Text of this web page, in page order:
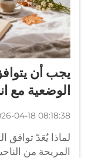
يجب أن
الوضعية مع
04-18 08:18:38
لماذا يُعَدّ توافق
المريحة من